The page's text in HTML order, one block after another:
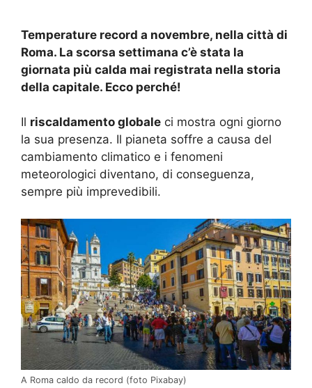
Temperature record a novembre, nella città di
Roma. La scorsa settimana c’è stata la
giornata più calda mai registrata nella storia
della capitale. Ecco perché!
Il riscaldamento globale ci mostra ogni giorno
la sua presenza. Il pianeta soffre a causa del
cambiamento climatico e i fenomeni
meteorologici diventano, di conseguenza,
sempre più imprevedibili.
A Roma caldo da record (foto Pixabay)